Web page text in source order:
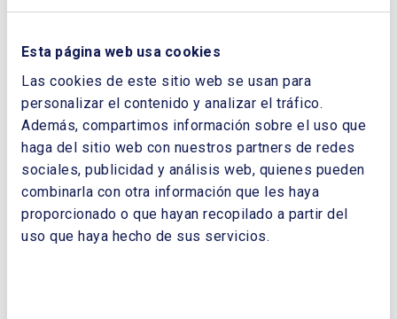
Esta página web usa cookies
Las cookies de este sitio web se usan para
personalizar el contenido y analizar el tráfico.
Además, compartimos información sobre el uso que
haga del sitio web con nuestros partners de redes
sociales, publicidad y análisis web, quienes pueden
combinarla con otra información que les haya
proporcionado o que hayan recopilado a partir del
uso que haya hecho de sus servicios.
CORREO ELECTRÓNICO:
TELÉFONO: